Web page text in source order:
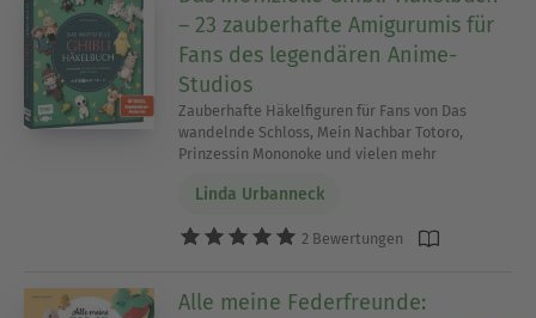
– 23 zauberhafte Amigurumis für
Fans des legendären Anime-
Studios
Zauberhafte Häkelfiguren für Fans von Das
wandelnde Schloss, Mein Nachbar Totoro,
Prinzessin Mononoke und vielen mehr
Linda Urbanneck
2 Bewertungen
Alle meine Federfreunde: